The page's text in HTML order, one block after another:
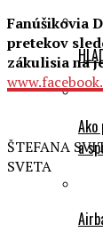
Ako
a
Fanúšikovia
pretekov
zákulisia na
ŠTEFANA
SVETA